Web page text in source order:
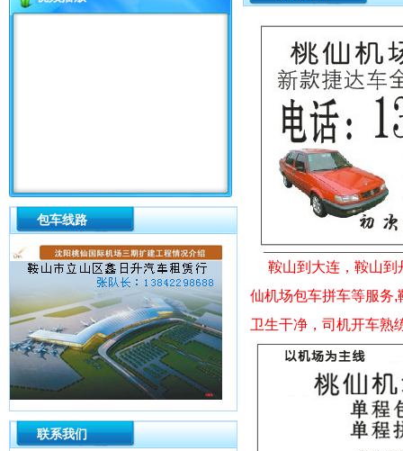
包车线路
联系我们
鞍山到大连，鞍山到
仙机场包车拼车等服务
卫生干净，司机开车熟